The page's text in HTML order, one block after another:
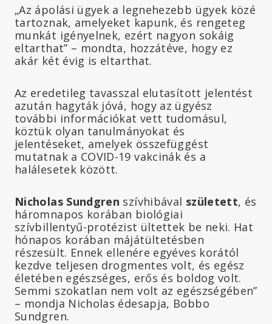
„Az ápolási ügyek a legnehezebb ügyek közé
tartoznak, amelyeket kapunk, és rengeteg
munkát igényelnek, ezért nagyon sokáig
eltarthat” – mondta, hozzátéve, hogy ez
akár két évig is eltarthat.
Az eredetileg tavasszal elutasított jelentést
azután hagyták jóvá, hogy az ügyész
további információkat vett tudomásul,
köztük olyan tanulmányokat és
jelentéseket, amelyek összefüggést
mutatnak a COVID-19 vakcinák és a
halálesetek között.
Nicholas Sundgren szívhibával született, és
háromnapos korában biológiai
szívbillentyű-protézist ültettek be neki. Hat
hónapos korában májátültetésben
részesült. Ennek ellenére egyéves korától
kezdve teljesen drogmentes volt, és egész
életében egészséges, erős és boldog volt.
Semmi szokatlan nem volt az egészségében”
– mondja Nicholas édesapja, Bobbo
Sundgren.